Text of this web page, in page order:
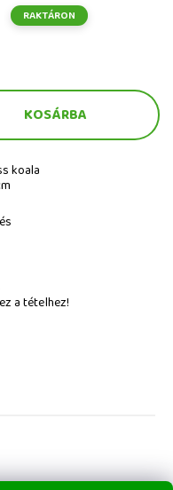
RAKTÁRON
koala
a tételhez!